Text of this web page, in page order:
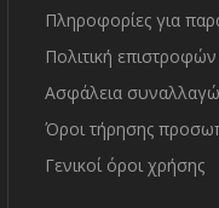
Πληροφορίες για
Πολιτική επιστροφών
Ασφάλεια
Όροι τήρησης
Γενικοί όροι χρήσης